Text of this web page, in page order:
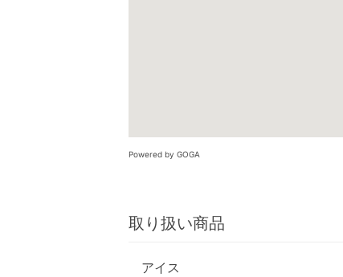
Powered by GOGA
取り扱い商品
アイス